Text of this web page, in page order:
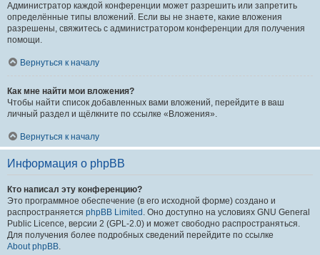
Администратор каждой конференции может разрешить или запретить
определённые типы вложений. Если вы не знаете, какие вложения
разрешены, свяжитесь с администратором конференции для получения
помощи.
Вернуться к началу
Как мне найти мои вложения?
Чтобы найти список добавленных вами вложений, перейдите в ваш
личный раздел и щёлкните по ссылке «Вложения».
Вернуться к началу
Информация о phpBB
Кто написал эту конференцию?
Это программное обеспечение (в его исходной форме) создано и
распространяется phpBB Limited . Оно доступно на условиях GNU General
Public Licence, версии 2 (GPL-2.0) и может свободно распространяться.
Для получения более подробных сведений перейдите по ссылке
About phpBB.